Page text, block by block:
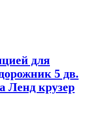
для
5 дв.
Ленд крузер